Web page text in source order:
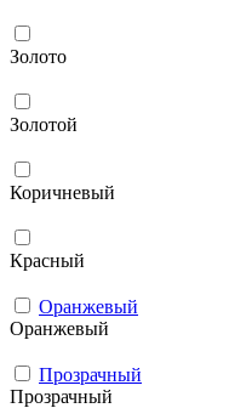
Золото
Золотой
Коричневый
Красный
Оранжевый
Оранжевый
Прозрачный
Прозрачный